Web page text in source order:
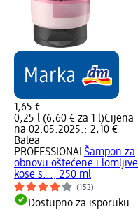
1,65 €
0,25 l (6,60 € za 1 l)Cijena
na 02.05.2025.: 2,10 €
Balea
PROFESSIONALŠampon za
obnovu oštećene i lomljive
kose s..., 250 ml
(152)
Dostupno za isporuku